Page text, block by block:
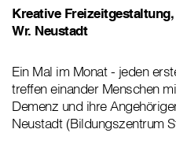
Kreative
Wr. Neustadt
Ein Mal im Monat - jeden
treffen einander Menschen
Demenz und ihre
Neustadt (Bildungszentrum